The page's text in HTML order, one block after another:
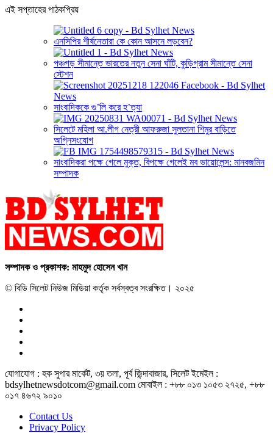
এই সপ্তাহের পাঠকপ্রিয়
এনসিপির শীর্ষনেতারা কে কোন আসনে লড়বেন?
পঞ্চগড় সীমান্তে ভারতের নতুন সেনা ঘাঁটি, কুড়িগ্রাম সীমান্তে সেনা
স্টেশন
সাংবাদিককে গু’লি করে হ’ত্যা
সিলেটে মহিলা আ.লীগ নেত্রী আফরুজা সুলতানা শিমুর বাড়িতে
অগ্নিসংযোগ
সাংবাদিকরা পক্ষে গেলে মুক্ত, বিপক্ষে গেলেই মব ভায়োলেন্স: মানবজমিন
সম্পাদক
সম্পাদক ও প্রকাশক: মাহমুদ হোসেন খান
© বিডি সিলেট নিউজ মিডিয়া কর্তৃক সর্বস্বত্ব সংরক্ষিত। ২০২৫
যোগাযোগ : হক সুপার মার্কেট, ৩য় তলা, পূর্ব জিন্দাবাজার, সিলেট ইমেইল :
bdsylhetnewsdotcom@gmail.com মোবাইল : +৮৮ ০১৩ ১০৫৩ ২৭২৫, +৮৮
০১৭ ৪৬৭২ ৯০১০
Contact Us
Privacy Policy